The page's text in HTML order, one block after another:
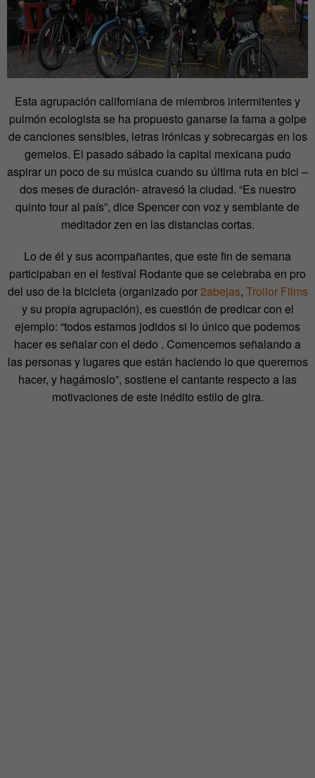
Esta agrupación californiana de miembros intermitentes y
pulmón ecologista se ha propuesto ganarse la fama a golpe
de canciones sensibles, letras irónicas y sobrecargas en los
gemelos. El pasado sábado la capital mexicana pudo
aspirar un poco de su música cuando su última ruta en bici –
dos meses de duración- atravesó la ciudad. “Es nuestro
quinto tour al país”, dice Spencer con voz y semblante de
meditador zen en las distancias cortas.
Lo de él y sus acompañantes, que este fin de semana
participaban en el festival Rodante que se celebraba en pro
del uso de la bicicleta (organizado por2abejas, Troilor Films
y su propia agrupación), es cuestión de predicar con el
ejemplo: “todos estamos jodidos si lo único que podemos
hacer es señalar con el dedo . Comencemos señalando a
las personas y lugares que están haciendo lo que queremos
hacer, y hagámoslo”, sostiene el cantante respecto a las
motivaciones de este inédito estilo de gira.